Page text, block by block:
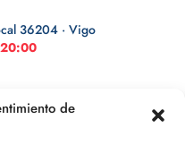
de
36204 · Vigo